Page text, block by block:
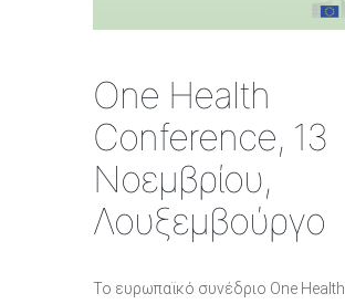
One Health
Conference, 13
Νοεμβρίου,
Λουξεμβούργο
Το ευρωπαϊκό συνέδριο One Health